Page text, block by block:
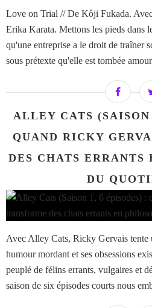
Love on Trial // De Kôji Fukada.
Erika Karata. Mettons les pieds dans
qu'une entreprise a le droit de traîner
sous prétexte qu'elle est tombée
ALLEY CATS
QUAND RICKY
DES CHATS ERRANTS
DU
Avec Alley Cats, Ricky Gervais tente
humour mordant et ses obsessions
peuplé de félins errants, vulgaires et
saison de six épisodes courts nous